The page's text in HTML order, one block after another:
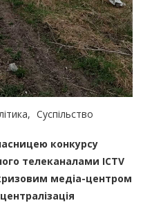
Суспільство
конкурсу
телеканалами ICTV
медіа-центром